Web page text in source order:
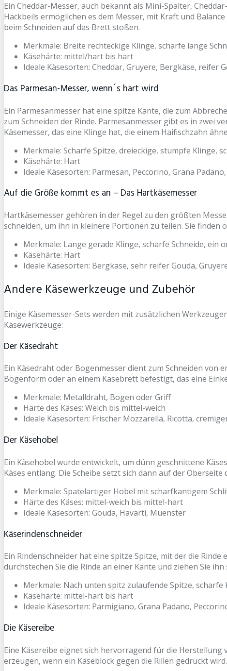
Ein Cheddar-Messer, auch bekannt als Mini-Spalter,
Hackbeils ermöglichen es dem Messer, mit Kraft und
beim Schneiden auf das Brett stoßen.
Merkmale: Breite rechteckige Klinge, scharfe lange
Käsehärte: mittel/hart bis hart
Ideale Käsesorten: Cheddar, Gruyere, Bergkäse, reifer
Das Parmesan-Messer, wenn´s hart wird
Ein Parmesanmesser hat eine spitze Kante, die zum
zum Schneiden der Rinde. Parmesanmesser gibt es in zwei
Käsemesser, das eine Klinge hat, die einem Haifischzahn
Merkmale: Scharfe Spitze, dreieckige, stumpfe Klinge,
Käsehärte: Hart
Ideale Käsesorten: Parmesan, Peccorino, Grana
Auf die Größe kommt es an – Das Hartkäsemesser
Hartkäsemesser gehören in der Regel zu den größten
schneiden, um ihn in kleinere Portionen zu teilen. Sie
Merkmale: Lange gerade Klinge, scharfe Schneide, ein
Käsehärte: Hart
Ideale Käsesorten: Bergkäse, sehr reifer Gouda,
Andere Käsewerkzeuge und Zubehör
Einige Käsemesser-Sets werden mit zusätzlichen
Käsewerkzeuge:
Der Käsedraht
Ein Käsedraht oder Bogenmesser dient zum Schneiden
Bogenform oder an einem Käsebrett befestigt, das eine
Merkmale: Metalldraht, Bogen oder Griff
Härte des Käses: Weich bis mittel-weich
Ideale Käsesorten: Frischer Mozzarella, Ricotta,
Der Käsehobel
Ein Käsehobel wurde entwickelt, um dünn geschnittene
Käses entlang. Die Scheibe setzt sich dann auf der
Merkmale: Spatelartiger Hobel mit scharfkantigem
Härte des Käses: mittel-weich bis mittel-hart
Ideale Käsesorten: Gouda, Havarti, Muenster
Käserindenschneider
Ein Rindenschneider hat eine spitze Spitze, mit der die
durchstechen Sie die Rinde an einer Kante und ziehen Sie
Merkmale: Nach unten spitz zulaufende Spitze, scharfe
Käsehärte: mittel-hart bis hart
Ideale Käsesorten: Parmigiano, Grana Padano,
Die Käsereibe
Eine Käsereibe eignet sich hervorragend für die Herstellung
erzeugen, wenn ein Käseblock gegen die Rillen gedrückt